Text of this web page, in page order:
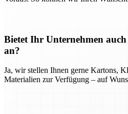
Bietet Ihr Unternehmen
an?
Ja, wir stellen Ihnen gerne Kartons,
Materialien zur Verfügung – auf